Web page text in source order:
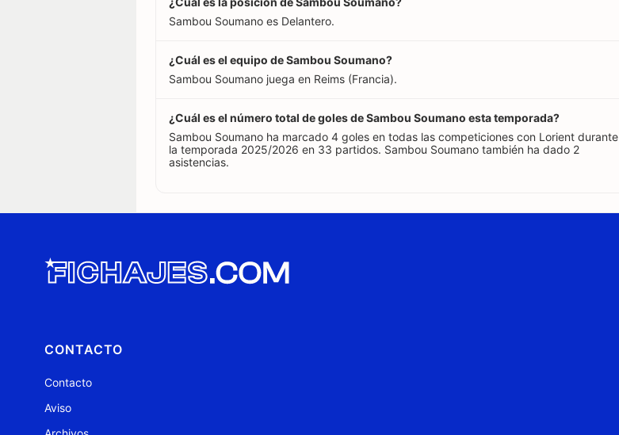
Sambou Soumano es Delantero.
¿Cuál es el equipo de Sambou Soumano?
Sambou Soumano juega en Reims (Francia).
¿Cuál es el número total de goles de Sambou Soumano esta temporada?
Sambou Soumano ha marcado 4 goles en todas las competiciones con Lorient durante
la temporada 2025/2026 en 33 partidos. Sambou Soumano también ha dado 2
asistencias.
CONTACTO
Contacto
Aviso